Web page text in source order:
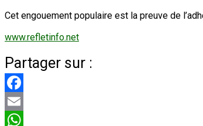
Cet engouement populaire est la preuve de
www.refletinfo.net
Partager sur :
Facebook
Email